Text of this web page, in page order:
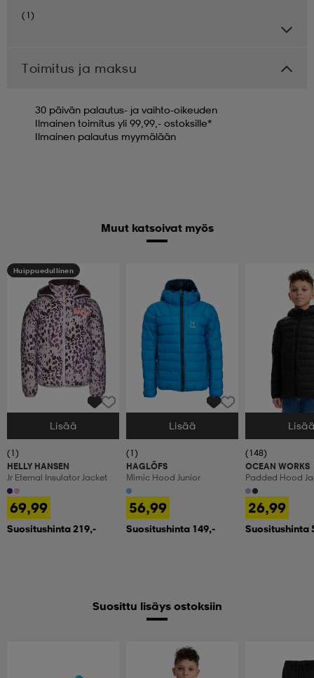
(1)
Toimitus ja maksu
30 päivän palautus- ja vaihto-oikeuden
Ilmainen toimitus yli 99,99,- ostoksille*
Ilmainen palautus myymälään
Muut katsoivat myös
Huippuedullinen
Valitse Koko
Lisää
(1)
HELLY HANSEN
Jr Eternal Insulator Jacket
69,99
Suositushinta 219,-
Valitse Koko
Lisää
(1)
HAGLÖFS
Mimic Hood Junior
56,99
Suositushinta 149,-
Valitse Koko
(148)
OCEAN WORKS
Padded Hood
26,99
Suositushinta
Suosittu lisäys ostoksiin